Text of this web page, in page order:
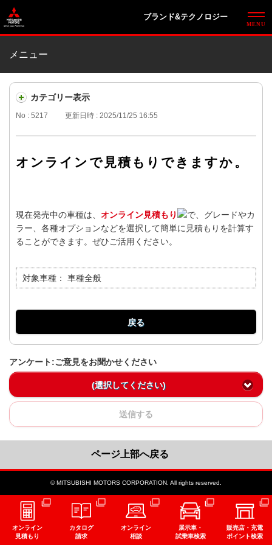
ブランド&テクノロジー
メニュー
カテゴリー表示
No : 5217 更新日時 : 2025/11/25 16:55
オンラインで見積もりできますか。
現在発売中の車種は、 オンライン見積もり
で、グレードやカ
ラー、各種オプションなどを選択して簡単に見積もりを計算す
ることができます。ぜひご活用ください。
対象車種： 車種全般
戻る
アンケート:ご意見をお聞かせください
(選択してください)
送信する
ページ上部へ戻る
© MITSUBISHI MOTORS CORPORATION. All rights reserved.
オンライン
見積もり
カタログ
請求
オンライン
相談
展示車・
試乗車検索
販売店・充電
ポイント検索